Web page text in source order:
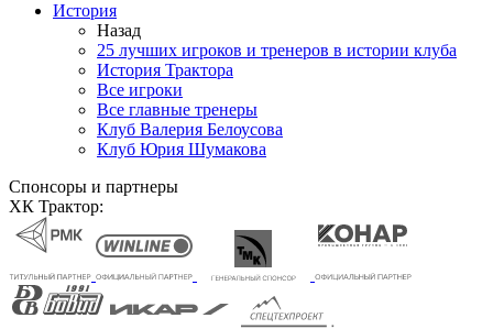
История
Назад
25 лучших игроков и тренеров в истории клуба
История Трактора
Все игроки
Все главные тренеры
Клуб Валерия Белоусова
Клуб Юрия Шумакова
Спонсоры и партнеры
ХК Трактор: